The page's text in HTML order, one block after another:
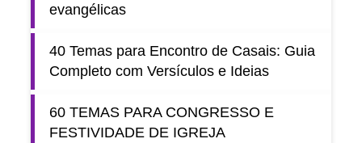
evangélicas
40 Temas para Encontro de Casais: Guia
Completo com Versículos e Ideias
60 TEMAS PARA CONGRESSO E
FESTIVIDADE DE IGREJA